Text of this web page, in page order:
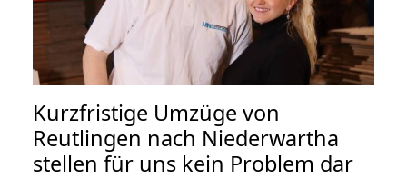
Kurzfristige Umzüge von
Reutlingen nach Niederwartha
stellen für uns kein Problem dar